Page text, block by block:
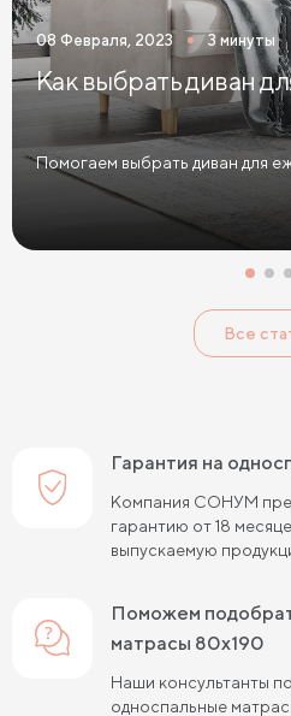
Матрасы из латекса и кокоса
Матрасы с эффектом памяти
Матрасы с 5 зонами жесткости
Матрасы с 7 зонами жесткости
Двуспальные матрасы
Односпальные матрасы 80х190
Жесткие матрасы 160х200
Односпальные пружинные
Кокосовые пружинные матрасы
08 Февраля, 2023 3 минуты
Как выбрать диван
Помогаем выбрать диван для
Все
Гарантия на
Компания СОНУМ
гарантию от 18
выпускаемую
Поможем подобрать односпальные
матрасы 80х190
Наши консультанты
односпальные